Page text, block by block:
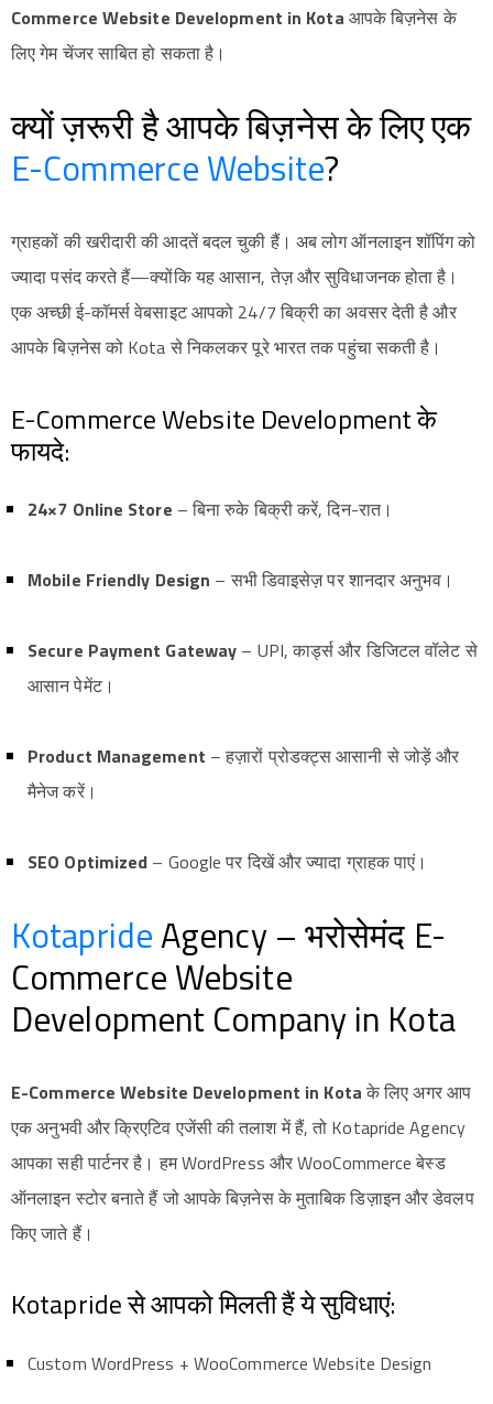
Commerce Website Development in Kota आपके बिज़नेस के
लिए गेम चेंजर साबित हो सकता है।
क्यों ज़रूरी है आपके बिज़नेस के लिए एक
E-Commerce Website?
ग्राहकों की खरीदारी की आदतें बदल चुकी हैं। अब लोग ऑनलाइन शॉपिंग को
ज्यादा पसंद करते हैं—क्योंकि यह आसान, तेज़ और सुविधाजनक होता है।
एक अच्छी ई-कॉमर्स वेबसाइट आपको 24/7 बिक्री का अवसर देती है और
आपके बिज़नेस को Kota से निकलकर पूरे भारत तक पहुंचा सकती है।
E-Commerce Website Development के
फायदे:
24×7 Online Store – बिना रुके बिक्री करें, दिन-रात।
Mobile Friendly Design – सभी डिवाइसेज़ पर शानदार अनुभव।
Secure Payment Gateway – UPI, कार्ड्स और डिजिटल वॉलेट से
आसान पेमेंट।
Product Management – हज़ारों प्रोडक्ट्स आसानी से जोड़ें और
मैनेज करें।
SEO Optimized – Google पर दिखें और ज्यादा ग्राहक पाएं।
KotaprideAgency – भरोसेमंद E-
Commerce Website
Development Company in Kota
E-Commerce Website Development in Kotaके लिए अगर आप
एक अनुभवी और क्रिएटिव एजेंसी की तलाश में हैं, तो Kotapride Agency
आपका सही पार्टनर है। हम WordPress और WooCommerce बेस्ड
ऑनलाइन स्टोर बनाते हैं जो आपके बिज़नेस के मुताबिक डिज़ाइन और डेवलप
किए जाते हैं।
Kotapride से आपको मिलती हैं ये सुविधाएं:
Custom WordPress + WooCommerce Website Design